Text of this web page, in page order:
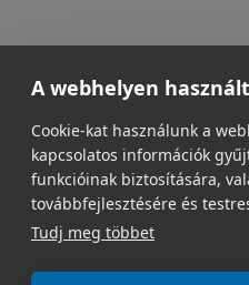
A webhelyen
Cookie-kat használunk a
kapcsolatos információk
funkcióinak biztosítására,
továbbfejlesztésére és
Tudj meg többet